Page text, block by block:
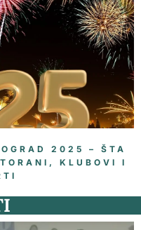
2025 – ŠTA
KLUBOVI I